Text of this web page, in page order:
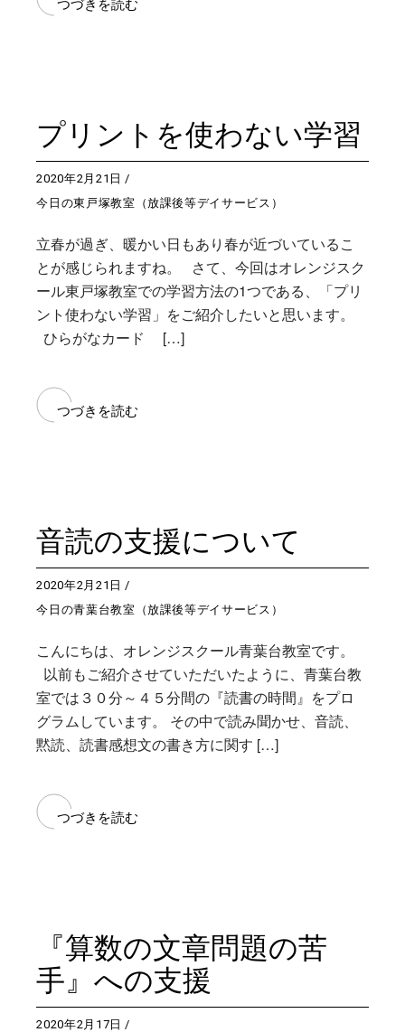
つづきを読む
プリントを使わない学習
2020年2月21日
今日の東戸塚教室（放課後等デイサービス）
立春が過ぎ、暖かい日もあり春が近づいているこ
とが感じられますね。 さて、今回はオレンジスク
ール東戸塚教室での学習方法の1つである、「プリ
ント使わない学習」をご紹介したいと思います。
ひらがなカード […]
つづきを読む
音読の支援について
2020年2月21日
今日の青葉台教室（放課後等デイサービス）
こんにちは、オレンジスクール青葉台教室です。
以前もご紹介させていただいたように、青葉台教
室では３０分～４５分間の『読書の時間』をプロ
グラムしています。 その中で読み聞かせ、音読、
黙読、読書感想文の書き方に関す […]
つづきを読む
『算数の文章問題の苦
手』への支援
2020年2月17日